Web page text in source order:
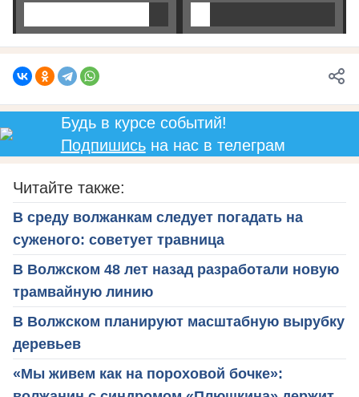
Будь в курсе событий!
Подпишисьна нас в телеграм
Читайте также:
В среду волжанкам следует погадать на
суженого: советует травница
В Волжском 48 лет назад разработали новую
трамвайную линию
В Волжском планируют масштабную вырубку
деревьев
«Мы живем как на пороховой бочке»: